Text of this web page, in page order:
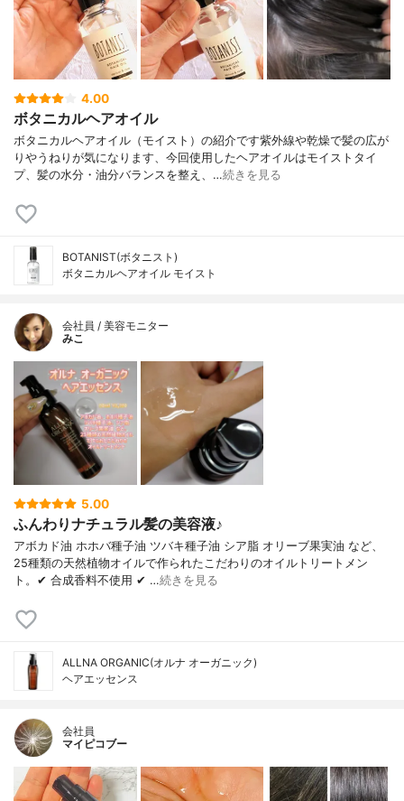
4.00
ボタニカルヘアオイル
ボタニカルヘアオイル（モイスト）の紹介です紫外線や乾燥で髪の広が
りやうねりが気になります、今回使用したヘアオイルはモイストタイ
プ、髪の水分・油分バランスを整え、…続きを見る
BOTANIST(ボタニスト)
ボタニカルヘアオイル モイスト
会社員 / 美容モニター
みこ
5.00
ふんわりナチュラル髪の美容液♪
アボカド油 ホホバ種子油 ツバキ種子油 シア脂 オリーブ果実油 など、
25種類の天然植物オイルで作られたこだわりのオイルトリートメン
ト。✔ 合成香料不使用 ✔ …続きを見る
ALLNA ORGANIC(オルナ オーガニック)
ヘアエッセンス
会社員
マイピコブー